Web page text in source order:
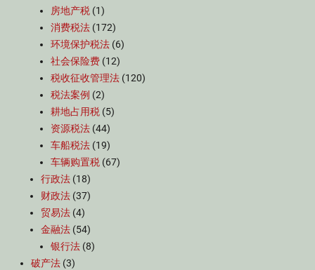
房地产税 (1)
消费税法 (172)
环境保护税法 (6)
社会保险费 (12)
税收征收管理法 (120)
税法案例 (2)
耕地占用税 (5)
资源税法 (44)
车船税法 (19)
车辆购置税 (67)
行政法 (18)
财政法 (37)
贸易法 (4)
金融法 (54)
银行法 (8)
破产法 (3)